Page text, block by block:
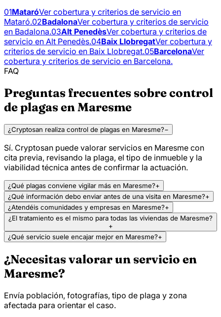
01MataróVer cobertura y criterios de servicio en
Mataró.02BadalonaVer cobertura y criterios de servicio
en Badalona.03Alt PenedèsVer cobertura y criterios de
servicio en Alt Penedès.04Baix LlobregatVer cobertura y
criterios de servicio en Baix Llobregat.05BarcelonaVer
cobertura y criterios de servicio en Barcelona.
FAQ
Preguntas frecuentes sobre control
de plagas en Maresme
¿Cryptosan realiza control de plagas en Maresme?−
Sí. Cryptosan puede valorar servicios en Maresme con
cita previa, revisando la plaga, el tipo de inmueble y la
viabilidad técnica antes de confirmar la actuación.
¿Qué plagas conviene vigilar más en Maresme?+
¿Qué información debo enviar antes de una visita en Maresme?+
¿Atendéis comunidades y empresas en Maresme?+
¿El tratamiento es el mismo para todas las viviendas de Maresme?
+
¿Qué servicio suele encajar mejor en Maresme?+
¿Necesitas valorar un servicio en
Maresme?
Envía población, fotografías, tipo de plaga y zona
afectada para orientar el caso.